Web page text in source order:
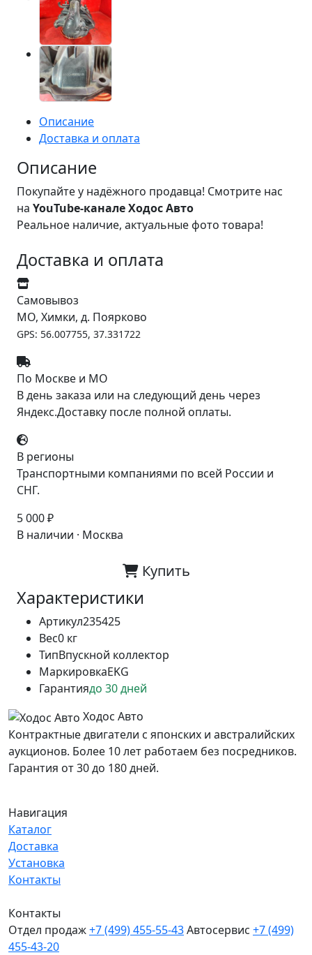
Описание
Доставка и оплата
Описание
Покупайте у надёжного продавца! Смотрите нас
на YouTube-канале Ходос Авто
Реальное наличие, актуальные фото товара!
Доставка и оплата
Самовывоз
МО, Химки, д. Поярково
GPS: 56.007755, 37.331722
По Москве и МО
В день заказа или на следующий день через
Яндекс.Доставку после полной оплаты.
В регионы
Транспортными компаниями по всей России и
СНГ.
5 000 ₽
В наличии · Москва
Купить
Характеристики
Артикул235425
Вес0 кг
ТипВпускной коллектор
МаркировкаEKG
Гарантиядо 30 дней
Ходос Авто
Контрактные двигатели с японских и австралийских
аукционов. Более 10 лет работаем без посредников.
Гарантия от 30 до 180 дней.
Навигация
Каталог
Доставка
Установка
Контакты
Контакты
Отдел продаж+7 (499) 455-55-43Автосервис +7 (499)
455-43-20